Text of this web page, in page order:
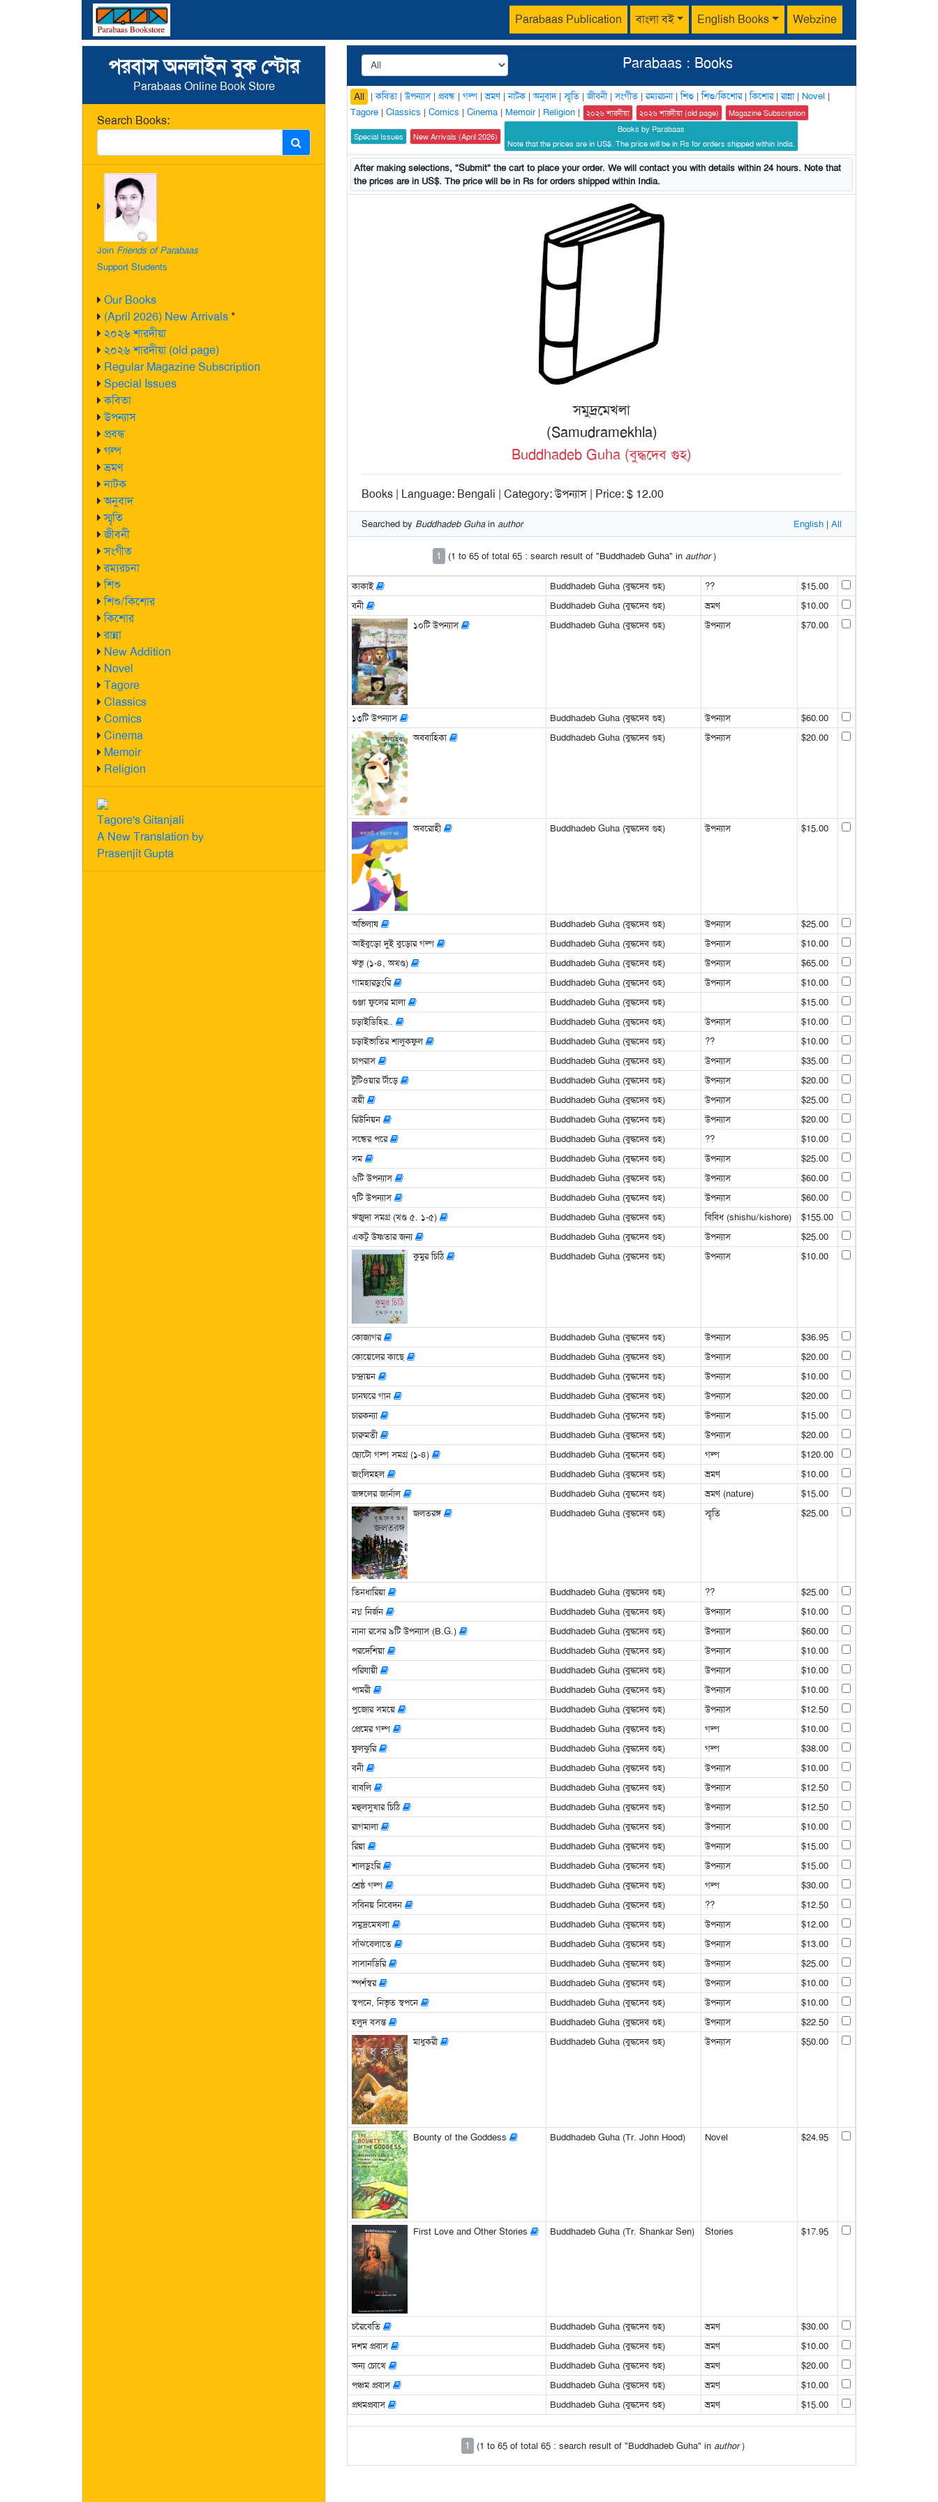
Parabaas Publication বাংলা বই English Books Webzine
পরবাস অনলাইন বুক স্টোর
Parabaas Online Book Store
Search Books:
Join Friends of Parabaas
Support Students
Our Books
(April 2026) New Arrivals*
২০২৬ শারদীয়া
২০২৬ শারদীয়া (old page)
Regular Magazine Subscription
Special Issues
কবিতা
উপন্যাস
প্রবন্ধ
গল্প
ভ্রমণ
নাটক
অনুবাদ
স্মৃতি
জীবনী
সংগীত
রম্যরচনা
শিশু
শিশু/কিশোর
কিশোর
রান্না
New Addition
Novel
Tagore
Classics
Comics
Cinema
Memoir
Religion
Tagore's Gitanjali
A New Translation by
Prasenjit Gupta
Parabaas : Books
All |কবিতা|উপন্যাস| প্রবন্ধ | গল্প |ভ্রমণ|নাটক |অনুবাদ|স্মৃতি |জীবনী|সংগীত |রম্যরচনা|শিশু |শিশু/কিশোর|কিশোর|রান্না| Novel |
Tagore | Classics | Comics | Cinema | Memoir| Religion | ২০২৬ শারদীয়া ২০২৬ শারদীয়া (old page) Magazine Subscription
Special Issues New Arrivals (April 2026)
Books by Parabaas
Note that the prices are in US$. The price will be in Rs for orders shipped within India.
After making selections, "Submit" the cart to place your order. We will contact you with details within 24 hours. Note that
the prices are in US$. The price will be in Rs for orders shipped within India.
সমুদ্রমেখলা
(Samudramekhla)
Buddhadeb Guha (বুদ্ধদেব গুহ)
Books | Language: Bengali | Category: উপন্যাস | Price: $ 12.00
Searched by Buddhadeb Guhain author English | All
1 (1 to 65 of total 65 : search result of "Buddhadeb Guha" in author)
কাকাই Buddhadeb Guha (বুদ্ধদেব গুহ) ??
$15.00
বনী
Buddhadeb Guha (বুদ্ধদেব গুহ) ভ্রমণ
$10.00
১০টি উপন্যাস
Buddhadeb Guha (বুদ্ধদেব গুহ) উপন্যাস $70.00
১৩টি উপন্যাস Buddhadeb Guha (বুদ্ধদেব গুহ) উপন্যাস
$60.00
অববাহিকা
Buddhadeb Guha (বুদ্ধদেব গুহ) উপন্যাস $20.00
অবরোহী Buddhadeb Guha (বুদ্ধদেব গুহ) উপন্যাস $15.00
অভিলাষ Buddhadeb Guha (বুদ্ধদেব গুহ) উপন্যাস
$25.00
আইবুড়ো দুই বুড়োর গল্প
Buddhadeb Guha (বুদ্ধদেব গুহ) উপন্যাস
$10.00
ঋভু (১-৪, অখণ্ড)
Buddhadeb Guha (বুদ্ধদেব গুহ) উপন্যাস
$65.00
গামহারডুংরি
Buddhadeb Guha (বুদ্ধদেব গুহ) উপন্যাস
$10.00
গুঞ্জা ফুলের মালা
Buddhadeb Guha (বুদ্ধদেব গুহ)
$15.00
চড়াইডিহির..
Buddhadeb Guha (বুদ্ধদেব গুহ) উপন্যাস
$10.00
চড়াইভাতির শালুকফুল
Buddhadeb Guha (বুদ্ধদেব গুহ) ??
$10.00
চাপরাস
Buddhadeb Guha (বুদ্ধদেব গুহ) উপন্যাস
$35.00
টুটিওয়ার টাঁড়ে
Buddhadeb Guha (বুদ্ধদেব গুহ) উপন্যাস
$20.00
ত্রয়ী
Buddhadeb Guha (বুদ্ধদেব গুহ) উপন্যাস
$25.00
রিউনিয়ন
Buddhadeb Guha (বুদ্ধদেব গুহ) উপন্যাস
$20.00
সন্ধের পরে
Buddhadeb Guha (বুদ্ধদেব গুহ) ??
$10.00
সম
Buddhadeb Guha (বুদ্ধদেব গুহ) উপন্যাস
$25.00
৬টি উপন্যাস
Buddhadeb Guha (বুদ্ধদেব গুহ) উপন্যাস
$60.00
৭টি উপন্যাস
Buddhadeb Guha (বুদ্ধদেব গুহ) উপন্যাস
$60.00
ঋজুদা সমগ্র (খণ্ড ৫. ১-৫)
Buddhadeb Guha (বুদ্ধদেব গুহ) বিবিধ (shishu/kishore)
$155.00
একটু উষ্ণতার জন্য
Buddhadeb Guha (বুদ্ধদেব গুহ) উপন্যাস
$25.00
কুমুর চিঠি
Buddhadeb Guha (বুদ্ধদেব গুহ) উপন্যাস $10.00
কোজাগর Buddhadeb Guha (বুদ্ধদেব গুহ) উপন্যাস
$36.95
কোয়েলের কাছে
Buddhadeb Guha (বুদ্ধদেব গুহ) উপন্যাস
$20.00
চন্দ্রায়ন
Buddhadeb Guha (বুদ্ধদেব গুহ) উপন্যাস
$10.00
চানঘরে গান
Buddhadeb Guha (বুদ্ধদেব গুহ) উপন্যাস
$20.00
চারকন্যা
Buddhadeb Guha (বুদ্ধদেব গুহ) উপন্যাস
$15.00
চারুমতী
Buddhadeb Guha (বুদ্ধদেব গুহ) উপন্যাস
$20.00
ছোটো গল্প সমগ্র (১-৪)
Buddhadeb Guha (বুদ্ধদেব গুহ) গল্প
$120.00
জংলিমহল
Buddhadeb Guha (বুদ্ধদেব গুহ) ভ্রমণ
$10.00
জঙ্গলের জার্নাল
Buddhadeb Guha (বুদ্ধদেব গুহ) ভ্রমণ (nature)
$15.00
জলতরঙ্গ
Buddhadeb Guha (বুদ্ধদেব গুহ) স্মৃতি $25.00
তিনধারিয়া Buddhadeb Guha (বুদ্ধদেব গুহ) ??
$25.00
নগ্ন নির্জন
Buddhadeb Guha (বুদ্ধদেব গুহ) উপন্যাস
$10.00
নানা রসের ৯টি উপন্যাস (B.G.)
Buddhadeb Guha (বুদ্ধদেব গুহ) উপন্যাস
$60.00
পরদেশিয়া
Buddhadeb Guha (বুদ্ধদেব গুহ) উপন্যাস
$10.00
পরিযায়ী
Buddhadeb Guha (বুদ্ধদেব গুহ) উপন্যাস
$10.00
পামরী
Buddhadeb Guha (বুদ্ধদেব গুহ) উপন্যাস
$10.00
পুজোর সময়ে
Buddhadeb Guha (বুদ্ধদেব গুহ) উপন্যাস
$12.50
প্রেমের গল্প
Buddhadeb Guha (বুদ্ধদেব গুহ) গল্প
$10.00
ফুলঝুরি
Buddhadeb Guha (বুদ্ধদেব গুহ) গল্প
$38.00
বনী
Buddhadeb Guha (বুদ্ধদেব গুহ) উপন্যাস
$10.00
বাবলি
Buddhadeb Guha (বুদ্ধদেব গুহ) উপন্যাস
$12.50
মহুলসুখার চিঠি
Buddhadeb Guha (বুদ্ধদেব গুহ) উপন্যাস
$12.50
রাগমালা
Buddhadeb Guha (বুদ্ধদেব গুহ) উপন্যাস
$10.00
রিয়া
Buddhadeb Guha (বুদ্ধদেব গুহ) উপন্যাস
$15.00
শালডুংরি
Buddhadeb Guha (বুদ্ধদেব গুহ) উপন্যাস
$15.00
শ্রেষ্ঠ গল্প
Buddhadeb Guha (বুদ্ধদেব গুহ) গল্প
$30.00
সবিনয় নিবেদন
Buddhadeb Guha (বুদ্ধদেব গুহ) ??
$12.50
সমুদ্রমেখলা
Buddhadeb Guha (বুদ্ধদেব গুহ) উপন্যাস
$12.00
সাঁঝবেলাতে
Buddhadeb Guha (বুদ্ধদেব গুহ) উপন্যাস
$13.00
সাসানডিরি
Buddhadeb Guha (বুদ্ধদেব গুহ) উপন্যাস
$25.00
স্পর্শস্বর
Buddhadeb Guha (বুদ্ধদেব গুহ) উপন্যাস
$10.00
স্বপনে, নিভৃত স্বপনে
Buddhadeb Guha (বুদ্ধদেব গুহ) উপন্যাস
$10.00
হলুদ বসন্ত
Buddhadeb Guha (বুদ্ধদেব গুহ) উপন্যাস
$22.50
মাধুকরী
Buddhadeb Guha (বুদ্ধদেব গুহ) উপন্যাস $50.00
Bounty of the Goddess Buddhadeb Guha (Tr. John Hood) Novel $24.95
First Love and Other Stories Buddhadeb Guha (Tr. Shankar Sen) Stories $17.95
চরৈবেতি Buddhadeb Guha (বুদ্ধদেব গুহ) ভ্রমণ
$30.00
দশম প্রবাস
Buddhadeb Guha (বুদ্ধদেব গুহ) ভ্রমণ
$10.00
অন্য চোখে
Buddhadeb Guha (বুদ্ধদেব গুহ) ভ্রমণ
$20.00
পঞ্চম প্রবাস
Buddhadeb Guha (বুদ্ধদেব গুহ) ভ্রমণ
$10.00
প্রথমপ্রবাস
Buddhadeb Guha (বুদ্ধদেব গুহ) ভ্রমণ $15.00
1 (1 to 65 of total 65 : search result of "Buddhadeb Guha" in author)